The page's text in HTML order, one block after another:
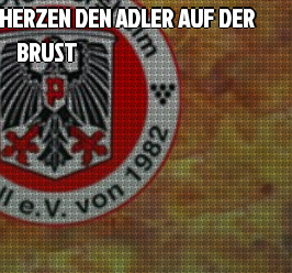
DEN ADLER AUF DER
BRUST